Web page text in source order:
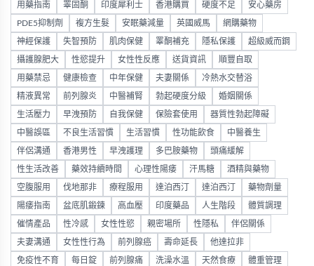
用藥指南 睪固酮 印度犀利士 香港購買 硬度不足 安心藥房
PDE5抑制劑 複方生髮 安眠藥減量 英國威馬 網購藥物
神經保護 失智預防 肌肉保健 睪酮補充 隱私保護 超級威而鋼
攝護腺肥大 性慾提升 女性性反應 送貨資訊 順豐自取
用藥禁忌 健康檢查 中年保健 夫妻關係 冷熱水交替浴
精液異常 前列腺炎 中醫補腎 勃起硬度分級 婚姻關係
生活壓力 早洩預防 自我保健 保險套使用 器質性勃起障礙
中醫誤區 不良生活習慣 生活習慣 性功能飲食 中醫養生
伴侶溝通 香港男性 早洩護理 多巴胺藥物 頭痛緩解
性生活改善 藥效持續時間 心理性陽痿 汗馬糖 酒精與藥物
空腹服用 伐地那非 療程服用 達泊西汀 達泊西汀 藥物劑量
陽痿指南 盆底肌鍛鍊 高血壓 印度藥品 人生階段 體質調理
催情產品 性冷感 女性性慾 親密場所 性隱私 伴侶關係
夫妻溝通 女性性行為 前列腺癌 壽命延長 他達拉非
免疫性不育 每日錠 前列腺痛 洗澡水溫 天然食療 體重管理